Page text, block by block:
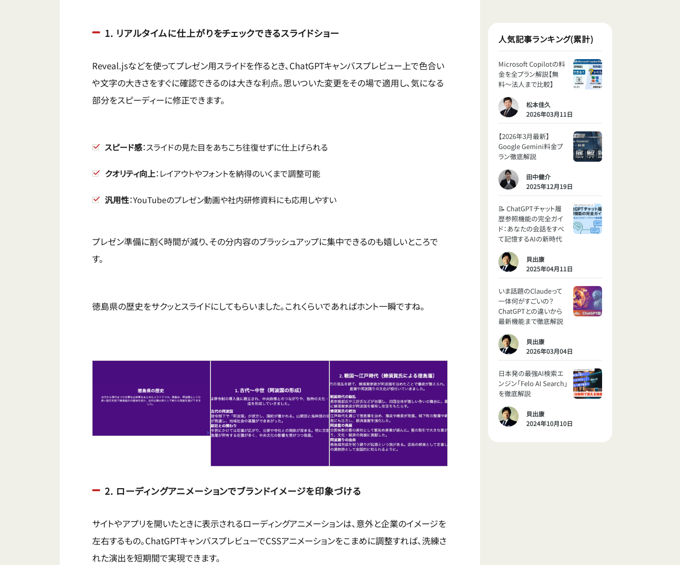
1. リアルタイムに仕上がりをチェックできるスライドショー
Reveal.jsなどを使ってプレゼン用スライドを作るとき、ChatGPTキャンバスプレビュー上で色合い
や文字の大きさをすぐに確認できるのは大きな利点。思いついた変更をその場で適用し、気になる
部分をスピーディーに修正できます。
スピード感：スライドの見た目をあちこち往復せずに仕上げられる
クオリティ向上：レイアウトやフォントを納得のいくまで調整可能
汎用性：YouTubeのプレゼン動画や社内研修資料にも応用しやすい
プレゼン準備に割く時間が減り、その分内容のブラッシュアップに集中できるのも嬉しいところで
す。
徳島県の歴史をサクッとスライドにしてもらいました。これくらいであればホント一瞬ですね。
2. ローディングアニメーションでブランドイメージを印象づける
サイトやアプリを開いたときに表示されるローディングアニメーションは、意外と企業のイメージを
左右するもの。ChatGPTキャンバスプレビューでCSSアニメーションをこまめに調整すれば、洗練さ
れた演出を短期間で実現できます。
人気記事ランキング(累計)
Microsoft Copilotの料
金を全プラン解説【無
料〜法人まで比較】
松本佳久
2026年03月11日
【2026年3月最新】
Google Gemini料金プ
ラン徹底解説
田中健介
2025年12月19日
📝 ChatGPTチャット履
歴参照機能の完全ガイ
ド：あなたの会話をすべ
て記憶するAIの新時代
貝出康
2025年04月11日
いま話題のClaudeって
一体何がすごいの？
ChatGPTとの違いから
最新機能まで徹底解説
貝出康
2026年03月04日
日本発の最強AI検索エ
ンジン「Felo AI Search」
を徹底解説
貝出康
2024年10月10日